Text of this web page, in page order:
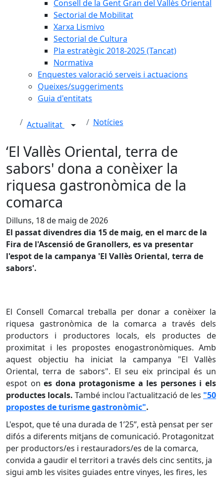
Consell de la Gent Gran del Vallès Oriental
Sectorial de Mobilitat
Xarxa Lismivo
Sectorial de Cultura
Pla estratègic 2018-2025 (Tancat)
Normativa
Enquestes valoració serveis i actuacions
Queixes/suggeriments
Guia d'entitats
Actualitat Notícies
‘El Vallès Oriental, terra de
sabors' dona a conèixer la
riquesa gastronòmica de la
comarca
Dilluns, 18 de maig de 2026
El passat divendres dia 15 de maig, en el marc de la
Fira de l'Ascensió de Granollers, es va presentar
l'espot de la campanya 'El Vallès Oriental, terra de
sabors'.
El Consell Comarcal treballa per donar a conèixer la
riquesa gastronòmica de la comarca a través dels
productors i productores locals, els productes de
proximitat i les propostes enogastronòmiques. Amb
aquest objectiu ha iniciat la campanya "El Vallès
Oriental, terra de sabors". El seu eix principal és un
espot ones dona protagonisme a les persones i els
productes locals. També inclou l'actualització de les "50
propostes de turisme gastronòmic".
L'espot, que té una durada de 1’25”, està pensat per ser
difós a diferents mitjans de comunicació. Protagonitzat
per productors/es i restauradors/es de la comarca,
convida a gaudir el territori a través dels cinc sentits, ja
sigui amb les visites guiades entre vinyes, les fires, les